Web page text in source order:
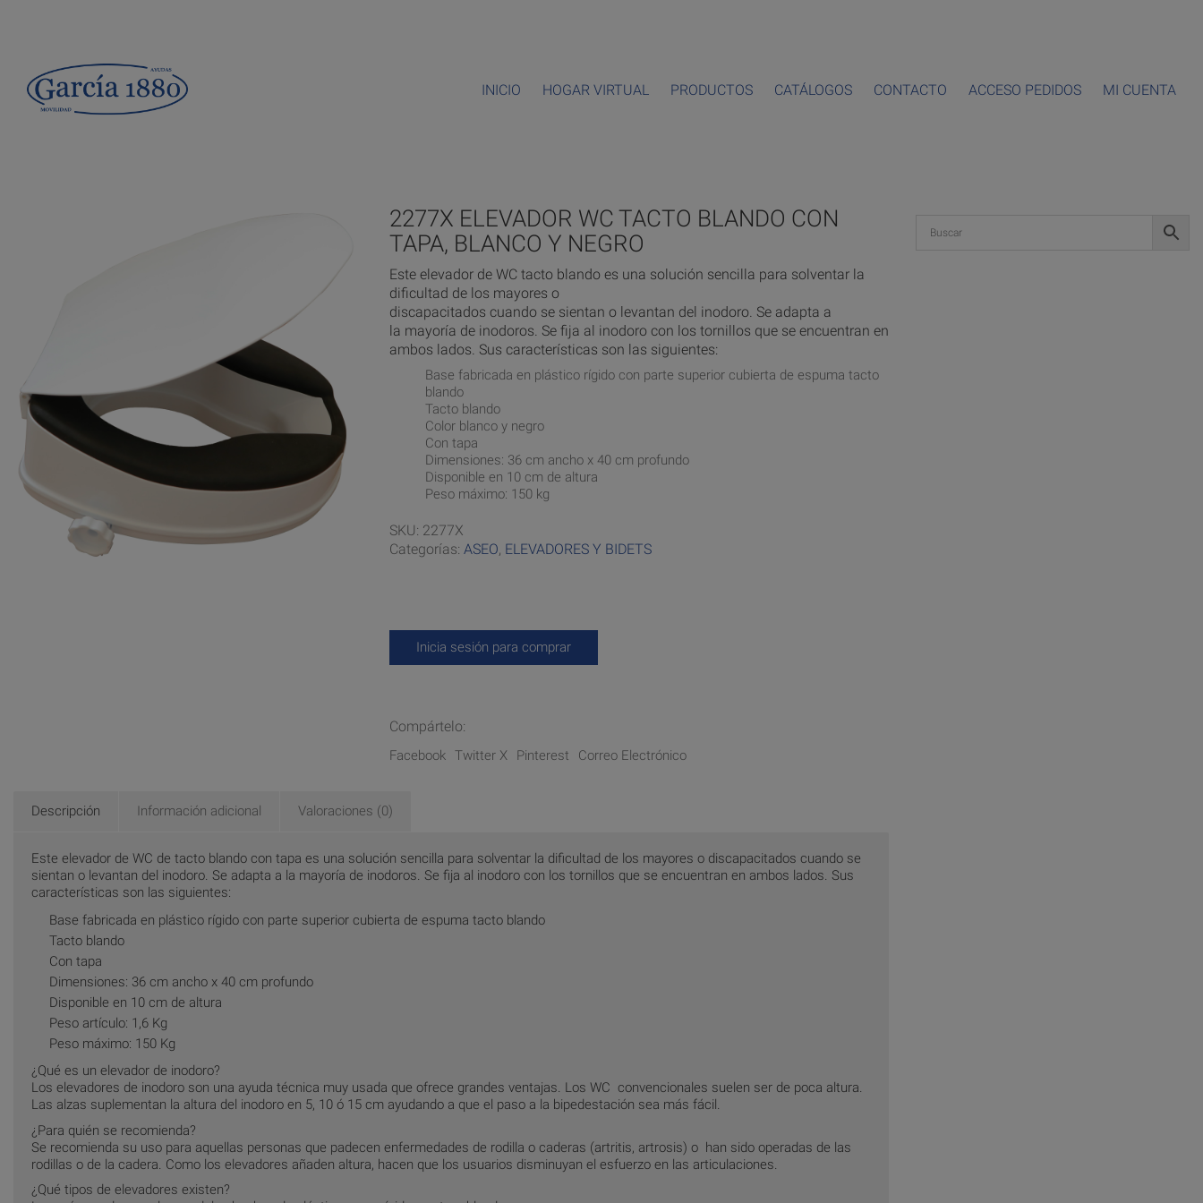
INICIO HOGAR VIRTUAL PRODUCTOS CATÁLOGOS CONTACTO ACCESO PEDIDOS MI CUENTA
2277X ELEVADOR WC TACTO BLANDO CON
TAPA, BLANCO Y NEGRO
Este elevador de WC tacto blando es una solución sencilla para solventar la
dificultad de los mayores o
discapacitados cuando se sientan o levantan del inodoro. Se adapta a
la mayoría de inodoros. Se fija al inodoro con los tornillos que se encuentran en
ambos lados. Sus características son las siguientes:
Base fabricada en plástico rígido con parte superior cubierta de espuma tacto
blando
Tacto blando
Color blanco y negro
Con tapa
Dimensiones: 36 cm ancho x 40 cm profundo
Disponible en 10 cm de altura
Peso máximo: 150 kg
SKU: 2277X
Categorías: ASEO, ELEVADORES Y BIDETS
Inicia sesión para comprar
Compártelo:
Facebook Twitter X Pinterest Correo Electrónico
Descripción Información adicional Valoraciones (0)
Este elevador de WC de tacto blando con tapa es una solución sencilla para solventar la dificultad de los mayores o discapacitados cuando se
sientan o levantan del inodoro. Se adapta a la mayoría de inodoros. Se fija al inodoro con los tornillos que se encuentran en ambos lados. Sus
características son las siguientes:
Base fabricada en plástico rígido con parte superior cubierta de espuma tacto blando
Tacto blando
Con tapa
Dimensiones: 36 cm ancho x 40 cm profundo
Disponible en 10 cm de altura
Peso artículo: 1,6 Kg
Peso máximo: 150 Kg
¿Qué es un elevador de inodoro?
Los elevadores de inodoro son una ayuda técnica muy usada que ofrece grandes ventajas. Los WC convencionales suelen ser de poca altura.
Las alzas suplementan la altura del inodoro en 5, 10 ó 15 cm ayudando a que el paso a la bipedestación sea más fácil.
¿Para quién se recomienda?
Se recomienda su uso para aquellas personas que padecen enfermedades de rodilla o caderas (artritis, artrosis) o han sido operadas de las
rodillas o de la cadera. Como los elevadores añaden altura, hacen que los usuarios disminuyan el esfuerzo en las articulaciones.
¿Qué tipos de elevadores existen?